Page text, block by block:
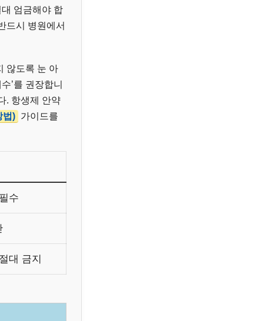
엄금해야 합
드시 병원에서
않도록 눈 아
’를 권장합니
. 항생제 안약
법)
가이드를
수
대 금지